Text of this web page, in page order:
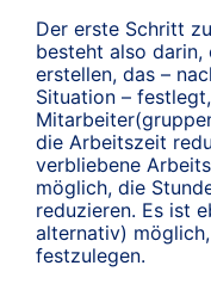
Der erste Schritt
besteht also darin,
erstellen, das –
Situation –
die Arbeitszeit
verbliebene
möglich, die
reduzieren. Es ist
alternativ)
festzulegen.